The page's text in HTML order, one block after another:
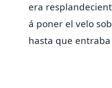
era
á poner el velo
hasta que